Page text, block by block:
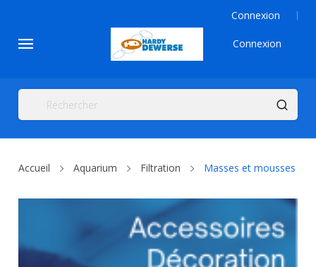
Connexion
Connexion
Accueil Aquarium Filtration Masses et mousses